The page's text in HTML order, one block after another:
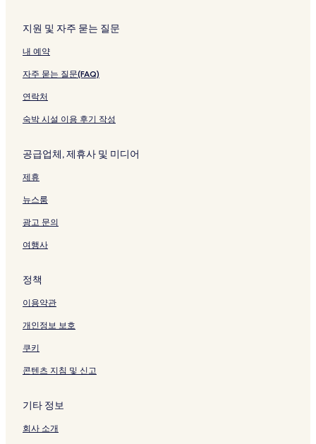
지원 및 자주 묻는 질문
내 예약
자주 묻는 질문(FAQ)
연락처
숙박 시설 이용 후기 작성
공급업체, 제휴사 및 미디어
제휴
뉴스룸
광고 문의
여행사
정책
이용약관
개인정보 보호
쿠키
콘텐츠 지침 및 신고
기타 정보
회사 소개